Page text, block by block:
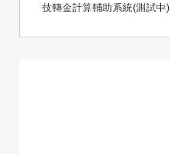
技轉金計算輔助系統(測試中)